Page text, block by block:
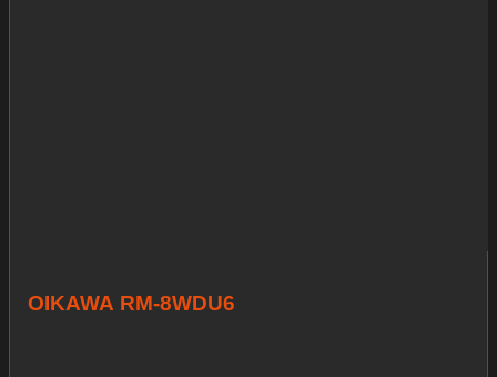
OIKAWA RM-8WDU6